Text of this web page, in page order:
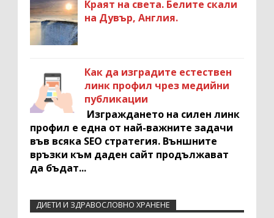
Краят на света. Белите скали
на Дувър, Англия.
Как да изградите естествен
линк профил чрез медийни
публикации
Изграждането на силен линк
профил е една от най-важните задачи
във всяка SEO стратегия. Външните
връзки към даден сайт продължават
да бъдат...
Recent Comments Widget
ДИЕТИ И ЗДРАВОСЛОВНО ХРАНЕНЕ